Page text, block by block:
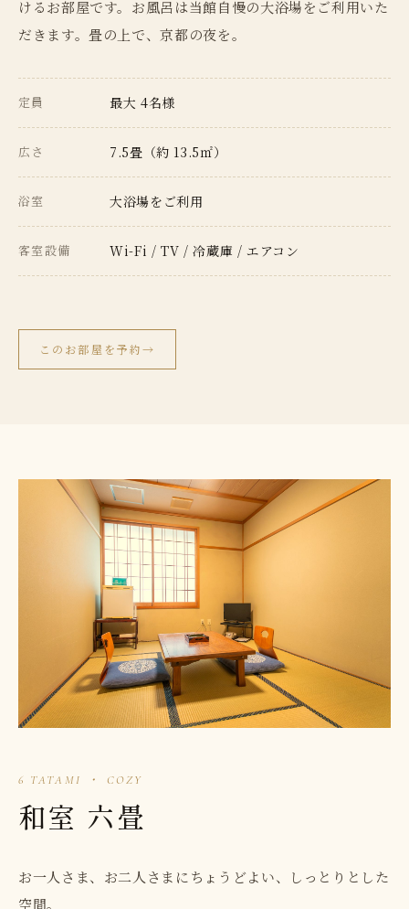
けるお部屋です。お風呂は当館自慢の大浴場をご利用いた
だきます。畳の上で、京都の夜を。
定員 最大 4名様
広さ 7.5畳（約 13.5㎡）
浴室 大浴場をご利用
客室設備 Wi-Fi / TV / 冷蔵庫 / エアコン
このお部屋を予約→
6 TATAMI ・ COZY
和室 六畳
お一人さま、お二人さまにちょうどよい、しっとりとした
空間。